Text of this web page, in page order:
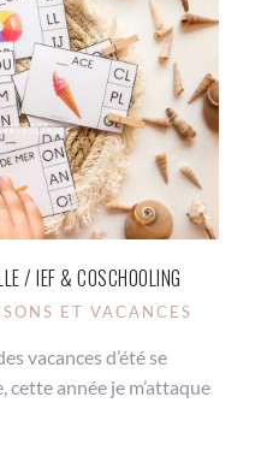
/ IEF & COSCHOOLING
ET VACANCES
vacances d’été se
année je m’attaque